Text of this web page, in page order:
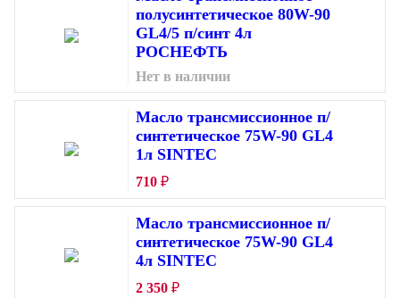
полусинтетическое 80W-90
GL4/5 п/синт 4л
РОСНЕФТЬ
Нет в наличии
Масло трансмиссионное п/
синтетическое 75W-90 GL4
1л SINTEC
710 ₽
Масло трансмиссионное п/
синтетическое 75W-90 GL4
4л SINTEC
2 350 ₽